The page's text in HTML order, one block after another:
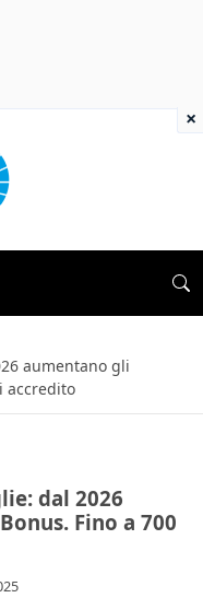
aumentano gli
accredito
dal 2026
Fino a 700
×